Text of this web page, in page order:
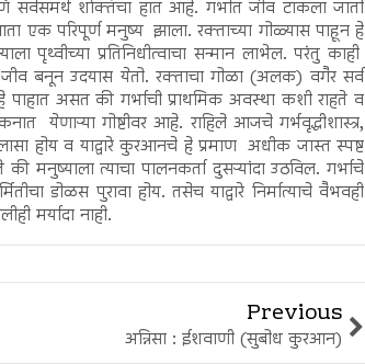
सर्वसमर्थ शक्तिचा हात आहे. गर्भात जीव टाकला जातो
एक परिपूर्ण मनुष्य झाला. रक्ताच्या गोळ्यास पाहून हे
प्रतिनिधीत्वाचा सन्मान लाभेल. परंतु काही
बनून उदयास येतो. रक्ताचा गोळा (अलक) वगैर सर्व
असत की गर्भाची प्राथमिक अवस्था कशी राहते व
येणाऱ्या गोष्टीवर आहे. राहिले आजचे गर्भवृद्धीशास्त्र,
होय व याद्वारे कुरआनचे हे प्रमाण अधीक जास्त स्पष्ट
त्याचा पालनकर्ता दुसऱ्यांदा उठविल. गर्भाचे
डोळस पुरावा होय. तसेच याद्वारे निर्मात्याचे वैभवही
मर्यादा नाही.
Previous
अन्निसा : ईशवाणी (सुबोध कुरआन)